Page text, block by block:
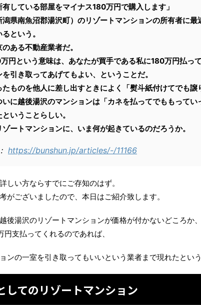
有している部屋をマイナス180万円で購入します」
潟県南魚沼郡湯沢町）のリゾートマンションの所有者に
という。
ある不動産業者だ。
円という意味は、あなたが買手である私に180万円払っ
引き取ってあげてもよい、ということだ。
たものを他人に差し出すときによく「熨斗紙付けてでも
に越後湯沢のマンションは「カネを払ってでももってい
いうことらしい。
ートマンションに、いま何が起きているのだろうか。
https://bunshun.jp/articles/-/11166
しい方ならすでにご存知のはず。
がございましたので、本日はご紹介致します。
後湯沢のリゾートマンションが価格が付かないどころか
円支払ってくれるのであれば、
ンの一室を引き取ってもいいという業者まで現れたとい
してのリゾートマンション